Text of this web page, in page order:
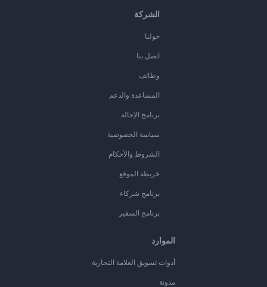
الشركة
حولنا
اتصل بنا
وظائف
المساعدة والدعم
برنامج الإحالة
سياسة الخصوصية
الشروط والأحكام
خريطة الموقع
برنامج شركاء
برنامج السفير
الموارد
أدوات تسويق العلامة التجارية
مدونة